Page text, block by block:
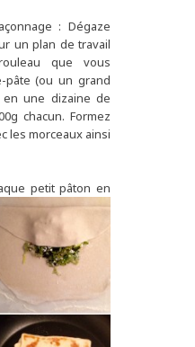
: Dégaze
un plan de travail
que vous
pâte (ou un grand
une dizaine de
chacun. Formez
les morceaux ainsi
petit pâton en